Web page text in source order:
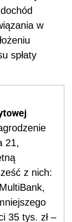
w
spłaty
21,
z nich:
35 tys. zł –